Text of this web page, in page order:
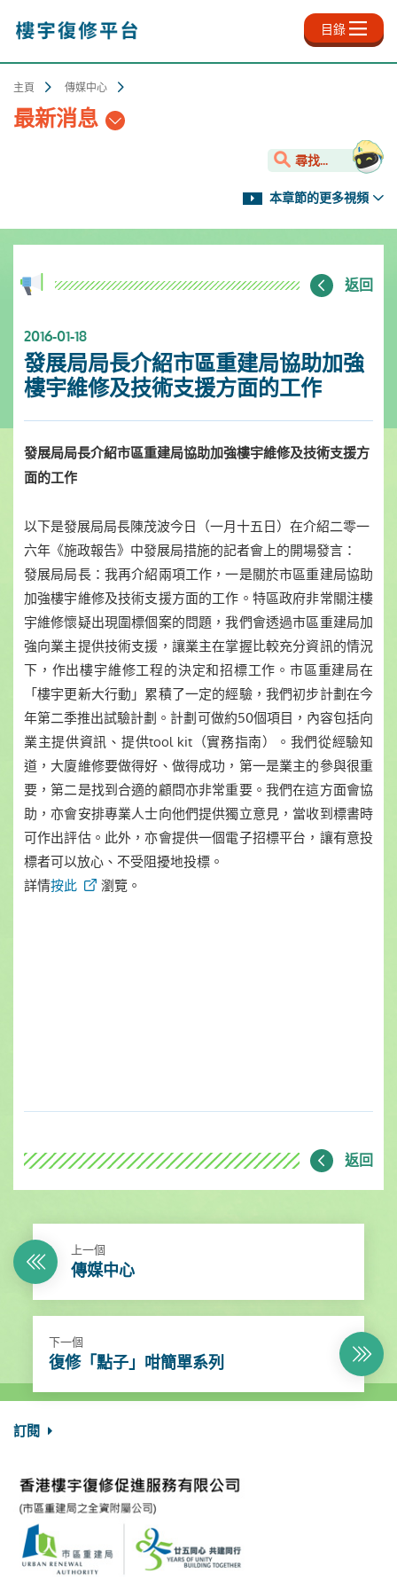
內
目錄
主頁 傳媒中心
最新消息
尋找...
本章節的更多視頻
返回
2016-01-18
發展局局長介紹市區重建局協助加強
樓宇維修及技術支援方面的工作
發展局局長介紹市區重建局協助加強樓宇維修及技術支援方
面的工作
以下是發展局局長陳茂波今日（一月十五日）在介紹二零一
六年《施政報告》中發展局措施的記者會上的開場發言：
發展局局長：我再介紹兩項工作，一是關於市區重建局協助
加強樓宇維修及技術支援方面的工作。特區政府非常關注樓
宇維修懷疑出現圍標個案的問題，我們會透過市區重建局加
強向業主提供技術支援，讓業主在掌握比較充分資訊的情況
下，作出樓宇維修工程的決定和招標工作。市區重建局在
「樓宇更新大行動」累積了一定的經驗，我們初步計劃在今
年第二季推出試驗計劃。計劃可做約50個項目，內容包括向
業主提供資訊、提供tool kit（實務指南）。我們從經驗知
道，大廈維修要做得好、做得成功，第一是業主的參與很重
要，第二是找到合適的顧問亦非常重要。我們在這方面會協
助，亦會安排專業人士向他們提供獨立意見，當收到標書時
可作出評估。此外，亦會提供一個電子招標平台，讓有意投
標者可以放心、不受阻擾地投標。
詳情按此 瀏覽。
返回
上一個
傳媒中心
下一個
復修「點子」咁簡單系列
訂閱